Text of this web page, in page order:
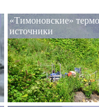
«Тимоновские»
источники